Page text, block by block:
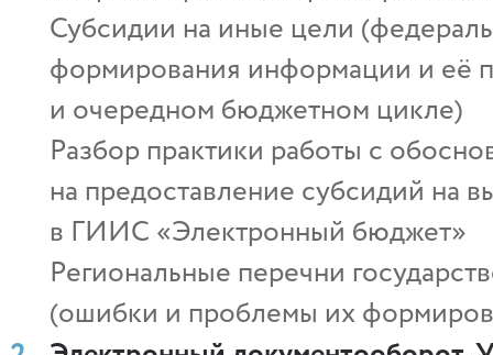
Субсидии на иные цели
формирования информации и её
и очередном бюджетном цикле)
Разбор практики работы с
на предоставление субсидий на
в ГИИС «Электронный бюджет»
Региональные перечни
(ошибки и проблемы их